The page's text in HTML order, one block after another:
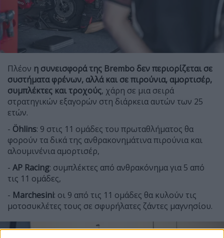
Πλέον η συνεισφορά της Brembo δεν περιορίζεται σε
συστήματα φρένων, αλλά και σε πιρούνια, αμορτισέρ,
συμπλέκτες και τροχούς, χάρη σε μια σειρά
στρατηγικών εξαγορών στη διάρκεια αυτών των 25
ετών.
- Öhlins: 9 στις 11 ομάδες του πρωταθλήματος θα
φορούν τα δικά της ανθρακονημάτινα πιρούνια και
αλουμινένια αμορτισέρ,
- AP Racing: συμπλέκτες από ανθρακόνημα για 5 από
τις 11 ομάδες,
- Marchesini: οι 9 από τις 11 ομάδες θα κυλούν τις
μοτοσυκλέτες τους σε σφυρήλατες ζάντες μαγνησίου.